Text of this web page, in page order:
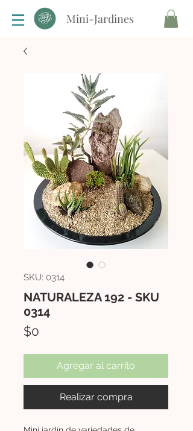
Mini-Jardines
SKU: 0314
NATURALEZA 192 - SKU
0314
$0
Agregar al carrito
Realizar compra